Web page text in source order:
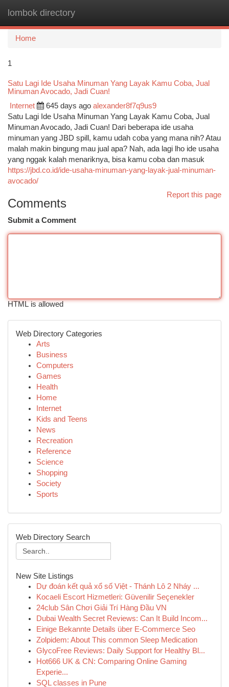
lombok directory
Home
1
Satu Lagi Ide Usaha Minuman Yang Layak Kamu Coba, Jual
Minuman Avocado, Jadi Cuan!
Internet 645 days ago alexander8f7q9us9
Satu Lagi Ide Usaha Minuman Yang Layak Kamu Coba, Jual
Minuman Avocado, Jadi Cuan! Dari beberapa ide usaha
minuman yang JBD spill, kamu udah coba yang mana nih? Atau
malah makin bingung mau jual apa? Nah, ada lagi lho ide usaha
yang nggak kalah menariknya, bisa kamu coba dan masuk
https://jbd.co.id/ide-usaha-minuman-yang-layak-jual-minuman-
avocado/
Report this page
Comments
Submit a Comment
HTML is allowed
Web Directory Categories
Arts
Business
Computers
Games
Health
Home
Internet
Kids and Teens
News
Recreation
Reference
Science
Shopping
Society
Sports
Web Directory Search
New Site Listings
Dự đoán kết quả xổ số Việt - Thánh Lô 2 Nháy ...
Kocaeli Escort Hizmetleri: Güvenilir Seçenekler
24club Sân Chơi Giải Trí Hàng Đầu VN
Dubai Wealth Secret Reviews: Can It Build Incom...
Einige Bekannte Details über E-Commerce Seo
Zolpidem: About This common Sleep Medication
GlycoFree Reviews: Daily Support for Healthy Bl...
Hot666 UK & CN: Comparing Online Gaming
Experie...
SQL classes in Pune